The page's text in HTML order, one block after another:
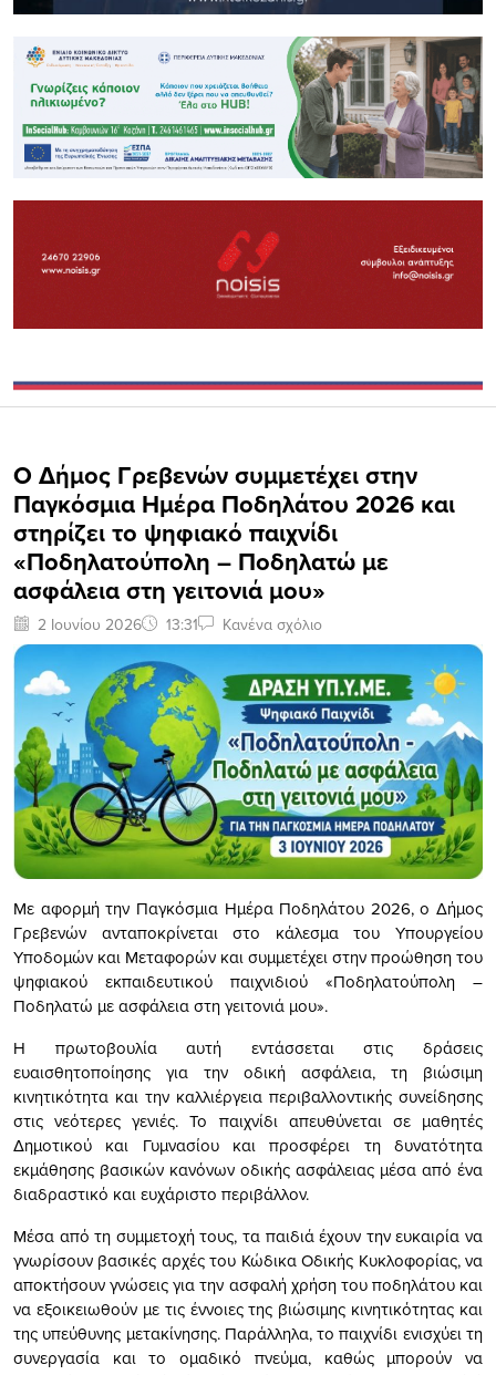
Ο Δήμος Γρεβενών συμμετέχει στην
Παγκόσμια Ημέρα Ποδηλάτου 2026 και
στηρίζει το ψηφιακό παιχνίδι
«Ποδηλατούπολη – Ποδηλατώ με
ασφάλεια στη γειτονιά μου»
2 Ιουνίου 2026 13:31 Κανένα σχόλιο
Με αφορμή την Παγκόσμια Ημέρα Ποδηλάτου 2026, ο Δήμος
Γρεβενών ανταποκρίνεται στο κάλεσμα του Υπουργείου
Υποδομών και Μεταφορών και συμμετέχει στην προώθηση του
ψηφιακού εκπαιδευτικού παιχνιδιού «Ποδηλατούπολη –
Ποδηλατώ με ασφάλεια στη γειτονιά μου».
Η πρωτοβουλία αυτή εντάσσεται στις δράσεις
ευαισθητοποίησης για την οδική ασφάλεια, τη βιώσιμη
κινητικότητα και την καλλιέργεια περιβαλλοντικής συνείδησης
στις νεότερες γενιές. Το παιχνίδι απευθύνεται σε μαθητές
Δημοτικού και Γυμνασίου και προσφέρει τη δυνατότητα
εκμάθησης βασικών κανόνων οδικής ασφάλειας μέσα από ένα
διαδραστικό και ευχάριστο περιβάλλον.
Μέσα από τη συμμετοχή τους, τα παιδιά έχουν την ευκαιρία να
γνωρίσουν βασικές αρχές του Κώδικα Οδικής Κυκλοφορίας, να
αποκτήσουν γνώσεις για την ασφαλή χρήση του ποδηλάτου και
να εξοικειωθούν με τις έννοιες της βιώσιμης κινητικότητας και
της υπεύθυνης μετακίνησης. Παράλληλα, το παιχνίδι ενισχύει τη
συνεργασία και το ομαδικό πνεύμα, καθώς μπορούν να